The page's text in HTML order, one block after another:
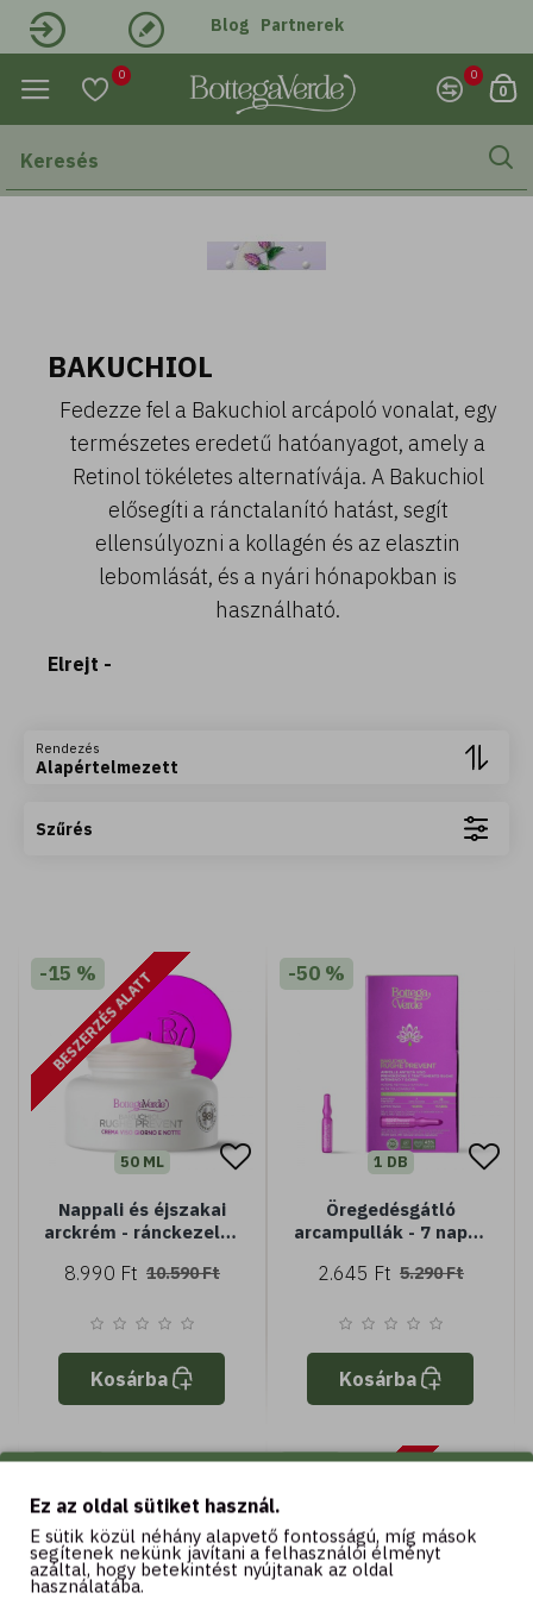
Belépés Regisztráció
Blog Partnerek
0 0
0
BAKUCHIOL
Fedezze fel a Bakuchiol arcápoló vonalat, egy
természetes eredetű hatóanyagot, amely a
Retinol tökéletes alternatívája. A Bakuchiol
elősegíti a ránctalanító hatást, segít
ellensúlyozni a kollagén és az elasztin
lebomlását, és a nyári hónapokban is
használható.
Elrejt -
Rendezés
Alapértelmezett
Szűrés
BESZERZÉS ALATT
-15 %
50 ML
Nappali és éjszakai
arckrém - ránckezelés
természetes retinol
tolerálhatóság (50 ml)
8.990 Ft 10.590 Ft
Kosárba
-50 %
1 DB
Öregedésgátló
arcampullák - 7 napos
és megelőzés -
hatás - magas
minden bőrtípus
2.645 Ft 5.290 Ft
Kosárba
-50 % BESZERZÉS ALATT
-5 %
Ez az oldal sütiket használ.
E sütik közül néhány alapvető fontosságú, míg mások
segítenek nekünk javítani a felhasználói élményt
azáltal, hogy betekintést nyújtanak az oldal
használatába.